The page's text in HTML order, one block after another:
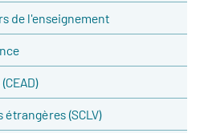
de l'enseignement
(SCLV)